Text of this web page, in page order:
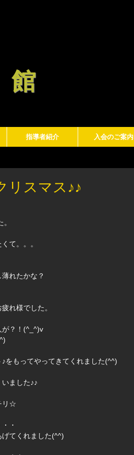
館
指導者紹介 入会のご案内
リスマス♪♪
て。。。
れたかな？
れ様でした。
が？！(^_^)v
をもってやってきてくれました(^^)
ました♪♪
リ☆
・
てくれました(^^)